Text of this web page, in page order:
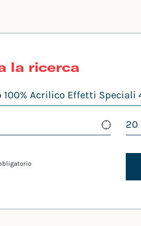
la ricerca